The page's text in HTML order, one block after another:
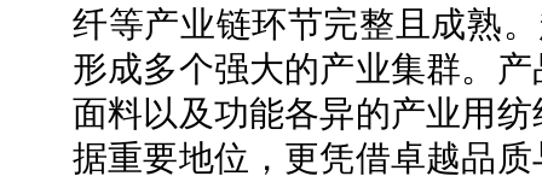
纤等产业链环节完整且成熟
形成多个强大的产业集群。
面料以及功能各异的产业用
据重要地位，更凭借卓越品